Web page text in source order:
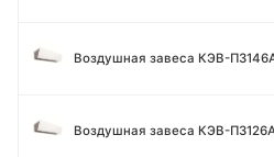
Воздушная завеса КЭВ-
Воздушная завеса КЭВ-